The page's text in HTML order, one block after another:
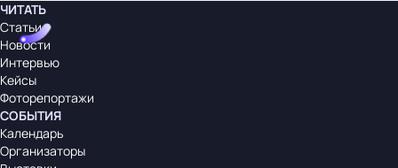
ЧИТАТЬ
Статьи
Новости
Интервью
Кейсы
Фоторепортажи
СОБЫТИЯ
Календарь
Организаторы